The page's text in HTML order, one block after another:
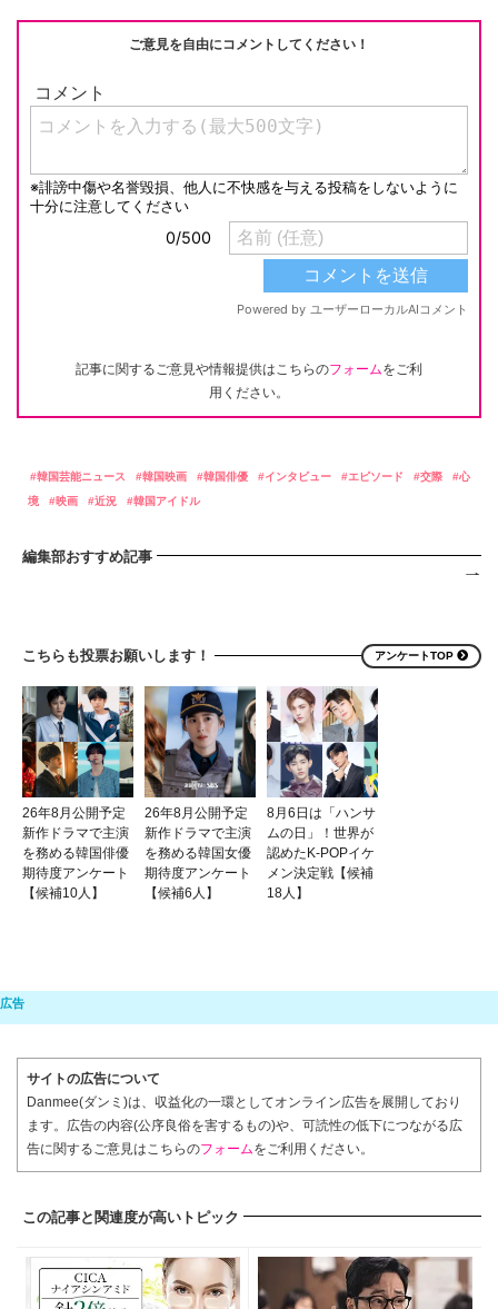
ご意見を自由にコメントしてください！
記事に関するご意見や情報提供はこちらのフォームをご利
用ください。
韓国芸能ニュース 韓国映画 韓国俳優 インタビュー エピソード 交際
心
境
映画 近況 韓国アイドル
編集部おすすめ記事
こちらも投票お願いします！ アンケートTOP
26年8月公開予定
新作ドラマで主演
を務める韓国俳優
期待度アンケート
【候補10人】
26年8月公開予定
新作ドラマで主演
を務める韓国女優
期待度アンケート
【候補6人】
8月6日は「ハンサ
ムの日」！世界が
認めたK-POPイケ
メン決定戦【候補
18人】
サイトの広告について
Danmee(ダンミ)は、収益化の一環としてオンライン広告を展開しており
ます。広告の内容(公序良俗を害するもの)や、可読性の低下につながる広
告に関するご意見はこちらのフォームをご利用ください。
この記事と関連度が高いトピック